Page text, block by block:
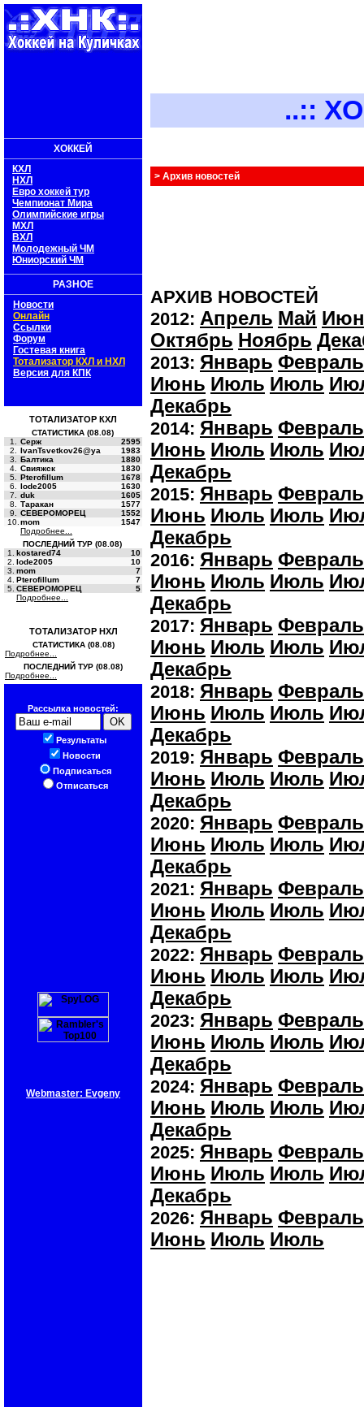
ХОККЕЙ
КХЛ
НХЛ
Евро хоккей тур
Чемпионат Мира
Олимпийские игры
МХЛ
ВХЛ
Молодежный ЧМ
Юниорский ЧМ
РАЗНОЕ
Новости
Онлайн
Ссылки
Форум
Гостевая книга
Тотализатор КХЛ и НХЛ
Версия для КПК
ТОТАЛИЗАТОР КХЛ
СТАТИСТИКА (08.08)
1.
Серж
2595
2.
IvanTsvetkov26@ya
1983
3.
Балтика
1880
4.
Свияжск
1830
5.
Pterofillum
1678
6.
lode2005
1630
7.
duk
1605
8.
Таракан
1577
9.
СЕВЕРОМОРЕЦ
1552
10. mom
1547
Подробнее...
ПОСЛЕДНИЙ ТУР (08.08)
1.
kostared74
10
2. lode2005
10
3. mom
7
4. Pterofillum
7
5. СЕВЕРОМОРЕЦ
5
Подробнее...
ТОТАЛИЗАТОР НХЛ
СТАТИСТИКА (08.08)
Подробнее...
ПОСЛЕДНИЙ ТУР (08.08)
Подробнее...
Рассылка новостей:
Результаты
Новости
Подписаться
Отписаться
Webmaster: Evgeny
..::
> Архив новостей
АРХИВ НОВОСТЕЙ
2012: Апрель Май
Октябрь Ноябрь
2013: Январь Февраль
Июнь Июль Июль
Декабрь
2014: Январь Февраль
Июнь Июль Июль
Декабрь
2015: Январь Февраль
Июнь Июль Июль
Декабрь
2016: Январь Февраль
Июнь Июль Июль
Декабрь
2017: Январь Февраль
Июнь Июль Июль
Декабрь
2018: Январь Февраль
Июнь Июль Июль
Декабрь
2019: Январь Февраль
Июнь Июль Июль
Декабрь
2020: Январь Февраль
Июнь Июль Июль
Декабрь
2021: Январь Февраль
Июнь Июль Июль
Декабрь
2022: Январь Февраль
Июнь Июль Июль
Декабрь
2023: Январь Февраль
Июнь Июль Июль
Декабрь
2024: Январь Февраль
Июнь Июль Июль
Декабрь
2025: Январь Февраль
Июнь Июль Июль
Декабрь
2026: Январь Февраль
Июнь Июль Июль